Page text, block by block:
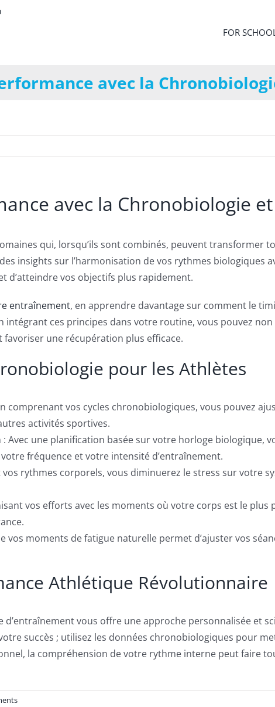
FOR
avec la
avec la Chronobiologie
qui, lorsqu’ils sont combinés, peuvent transformer
insights sur l’harmonisation de vos rythmes biologiques
d’atteindre vos objectifs plus rapidement.
entraînement, en apprendre davantage sur comment le
ces principes dans votre routine, vous pouvez
une récupération plus efficace.
pour les Athlètes
comprenant vos cycles chronobiologiques, vous pouvez
activités sportives.
Avec une planification basée sur votre horloge biologique,
fréquence et votre intensité d’entraînement.
vos rythmes corporels, vous diminuerez le stress sur votre
vos efforts avec les moments où votre corps est le
vos moments de fatigue naturelle permet d’ajuster vos
Athlétique Révolutionnaire
vous offre une approche personnalisée et
succès ; utilisez les données chronobiologiques pour
la compréhension de votre rythme interne peut faire